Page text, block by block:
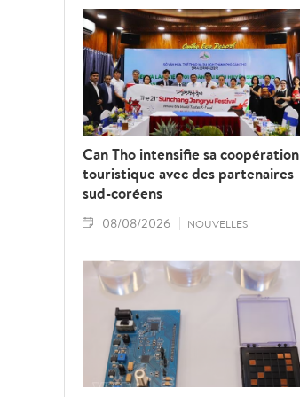
Can Tho intensifie sa coopération
touristique avec des partenaires
sud-coréens
08/08/2026 NOUVELLES